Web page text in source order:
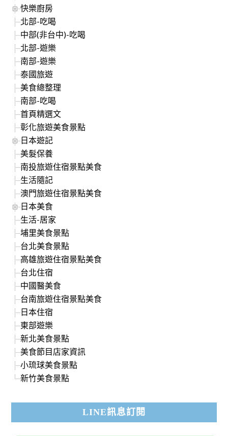
快樂廚房
北部-吃喝
中部(非台中)-吃喝
北部-遊樂
南部-遊樂
泰國旅遊
美食總整理
南部-吃喝
首頁精選文
彰化旅遊美食景點
日本遊記
美髮保養
南投旅遊住宿景點美食
生活隨記
澳門旅遊住宿景點美食
日本美食
生活-居家
埔里美食景點
台北美食景點
高雄旅遊住宿景點美食
台北住宿
中國醫美食
台南旅遊住宿景點美食
日本住宿
東部遊樂
新北美食景點
美食節目店家資訊
小琉球美食景點
新竹美食景點
LINE訊息訂閱